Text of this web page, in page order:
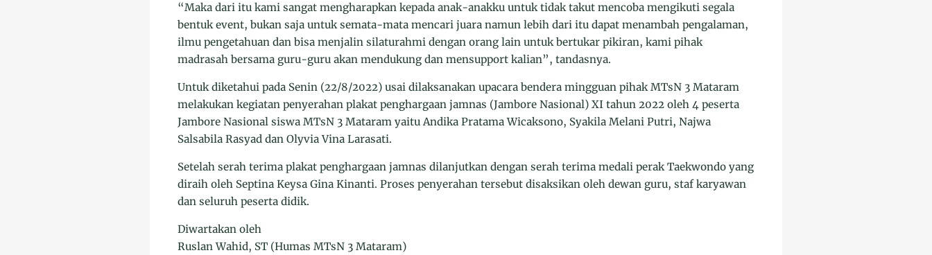
“Maka dari itu kami sangat mengharapkan kepada anak-anakku untuk tidak takut mencoba mengikuti segala
bentuk event, bukan saja untuk semata-mata mencari juara namun lebih dari itu dapat menambah pengalaman,
ilmu pengetahuan dan bisa menjalin silaturahmi dengan orang lain untuk bertukar pikiran, kami pihak
madrasah bersama guru-guru akan mendukung dan mensupport kalian”, tandasnya.
Untuk diketahui pada Senin (22/8/2022) usai dilaksanakan upacara bendera mingguan pihak MTsN 3 Mataram
melakukan kegiatan penyerahan plakat penghargaan jamnas (Jambore Nasional) XI tahun 2022 oleh 4 peserta
Jambore Nasional siswa MTsN 3 Mataram yaitu Andika Pratama Wicaksono, Syakila Melani Putri, Najwa
Salsabila Rasyad dan Olyvia Vina Larasati.
Setelah serah terima plakat penghargaan jamnas dilanjutkan dengan serah terima medali perak Taekwondo yang
diraih oleh Septina Keysa Gina Kinanti. Proses penyerahan tersebut disaksikan oleh dewan guru, staf karyawan
dan seluruh peserta didik.
Diwartakan oleh
Ruslan Wahid, ST (Humas MTsN 3 Mataram)